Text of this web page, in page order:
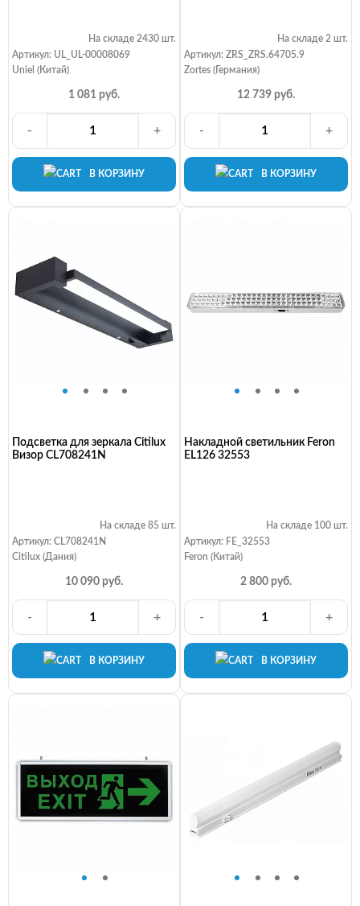
На складе 2430 шт.
Артикул: UL_UL-00008069
Uniel (Китай)
1 081 руб.
В КОРЗИНУ
- +
На складе 2 шт.
Артикул: ZRS_ZRS.64705.9
Zortes (Германия)
12 739 руб.
В КОРЗИНУ
- +
Подсветка для зеркала Citilux
Визор CL708241N
На складе 85 шт.
Артикул: CL708241N
Citilux (Дания)
10 090 руб.
В КОРЗИНУ
- +
Накладной светильник Feron
EL126 32553
На складе 100 шт.
Артикул: FE_32553
Feron (Китай)
2 800 руб.
В КОРЗИНУ
- +